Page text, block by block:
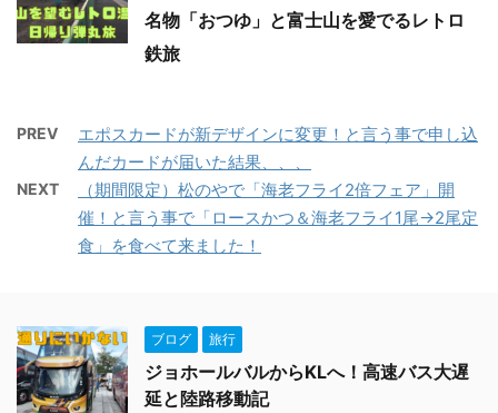
名物「おつゆ」と富士山を愛でるレトロ
鉄旅
PREV
エポスカードが新デザインに変更！と言う事で申し込
んだカードが届いた結果、、、
NEXT
（期間限定）松のやで「海老フライ2倍フェア」開
催！と言う事で「ロースかつ＆海老フライ1尾→2尾定
食」を食べて来ました！
ブログ 旅行
ジョホールバルからKLへ！高速バス大遅
延と陸路移動記